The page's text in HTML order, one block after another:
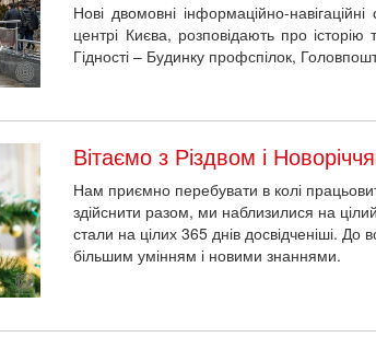
Нові двомовні інформаційно-
центрі Києва, розповідають про
Гідності – Будинку профспілок,
Вітаємо з Різдвом і
Нам приємно перебувати в колі
здійснити разом, ми наблизилися на
стали на цілих 365 днів досвідченіші.
більшим умінням і новими знаннями.